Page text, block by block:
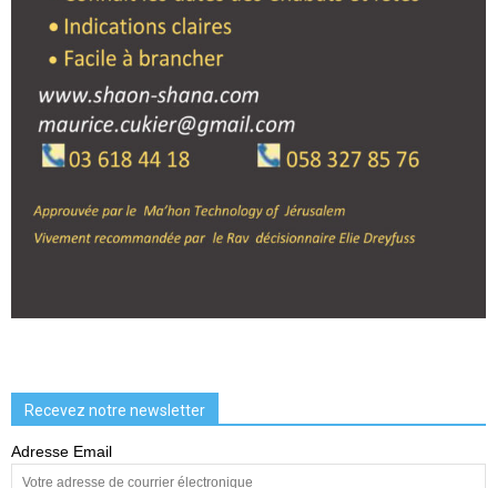
Recevez notre newsletter
Adresse Email